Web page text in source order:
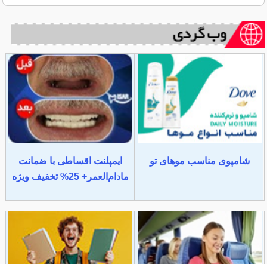
شامپوی مناسب موهای تو
ایمپلنت اقساطی با ضمانت
مادام‌العمر+ 25% تخفیف ویژه